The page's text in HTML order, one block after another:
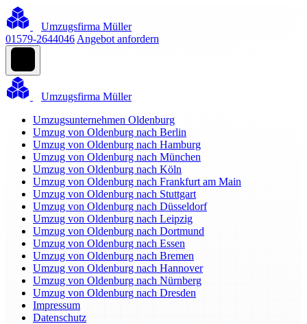
Umzugsfirma Müller
01579-2644046 Angebot anfordern
Umzugsfirma Müller
Umzugsunternehmen Oldenburg
Umzug von Oldenburg nach Berlin
Umzug von Oldenburg nach Hamburg
Umzug von Oldenburg nach München
Umzug von Oldenburg nach Köln
Umzug von Oldenburg nach Frankfurt am Main
Umzug von Oldenburg nach Stuttgart
Umzug von Oldenburg nach Düsseldorf
Umzug von Oldenburg nach Leipzig
Umzug von Oldenburg nach Dortmund
Umzug von Oldenburg nach Essen
Umzug von Oldenburg nach Bremen
Umzug von Oldenburg nach Hannover
Umzug von Oldenburg nach Nürnberg
Umzug von Oldenburg nach Dresden
Impressum
Datenschutz